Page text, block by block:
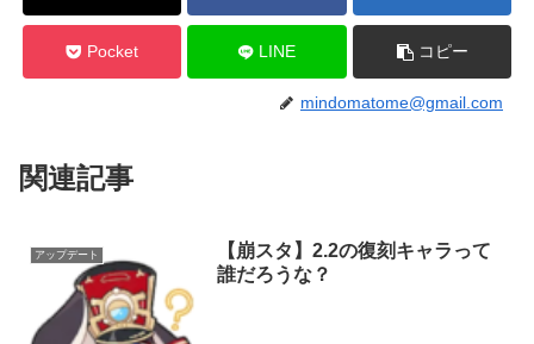
Pocket LINE コピー
mindomatome@gmail.com
関連記事
アップデート
【崩スタ】2.2の復刻キャラって
誰だろうな？